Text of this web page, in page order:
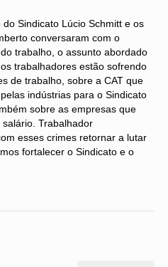
Sindicato Lúcio Schmitt e os
conversaram com o
trabalho, o assunto abordado
trabalhadores estão sofrendo
de trabalho, sobre a CAT que
indústrias para o Sindicato
sobre as empresas que
Trabalhador
esses crimes retornar a lutar
fortalecer o Sindicato e o